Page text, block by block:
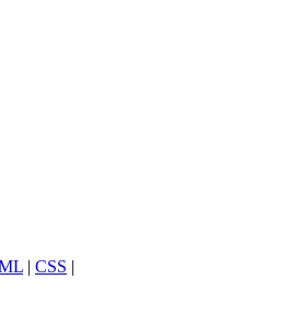
| CSS |